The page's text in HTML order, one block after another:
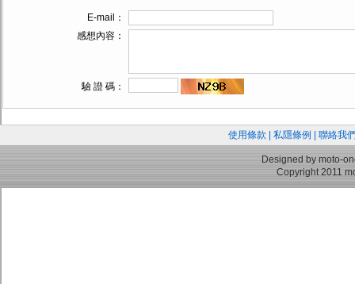
E-mail：
感想內容：
驗 證 碼：
使用條款 私隱條例 聯絡我
Designed by moto-
Copyright 2011